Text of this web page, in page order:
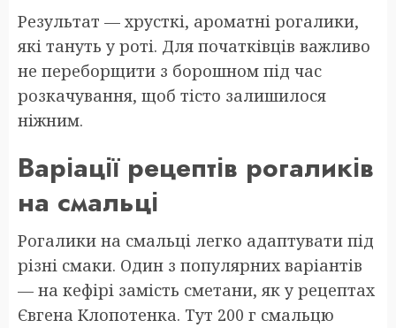
Результат — хрусткі, ароматні рогалики,
які тануть у роті. Для початківців важливо
не переборщити з борошном під час
розкачування, щоб тісто залишилося
ніжним.
Варіації рецептів рогаликів
на смальці
Рогалики на смальці легко адаптувати під
різні смаки. Один з популярних варіантів
— на кефірі замість сметани, як у рецептах
Євгена Клопотенка. Тут 200 г смальцю